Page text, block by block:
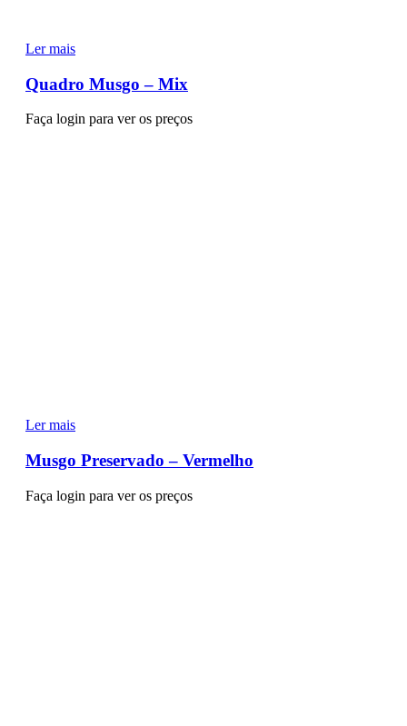
Ler mais
Quadro Musgo – Mix
Faça login para ver os preços
Ler mais
Musgo Preservado – Vermelho
Faça login para ver os preços